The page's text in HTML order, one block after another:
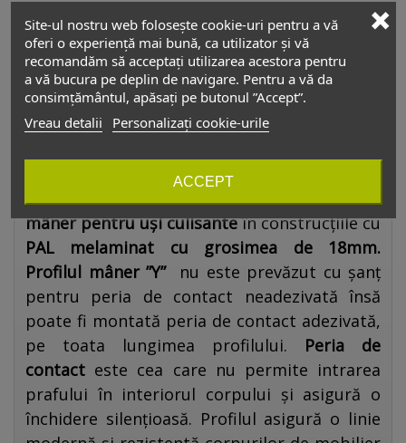
Sâmbătă
Duminică
Închis
Descriere
Profil mâner ”Y” 18mm lungimea 2,5m
aluminiu:profiluleste frecvent utilizat ca
mâner pentru uși culisanteîn construcțiile cu
PAL melaminat cu grosimea de 18mm.
Profilul mâner ”Y”nu este prevăzut cu șanț
pentru peria de contact neadezivată însă
poate fi montată peria de contact adezivată,
pe toata lungimea profilului. Peria de
contact este cea care nu permite intrarea
prafului în interiorul corpului și asigură o
închidere silențioasă. Profilul asigură o linie
Site-ul nostru web folosește cookie-uri pentru a vă
oferi o experiență mai bună, ca utilizator și vă
recomandăm să acceptați utilizarea acestora pentru
a vă bucura pe deplin de navigare. Pentru a vă da
consimțământul, apăsați pe butonul ”Accept”.
Vreau detalii
Personalizați cookie-urile
ACCEPT